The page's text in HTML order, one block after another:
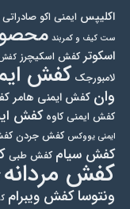
اکلیپس ایمنی اکو صادراتی
ست کیف و کمربند
اسکوتر کفش اسکیچرز کفش
لامبورجک کفش
وان کفش ایمنی هامر
کفش ایمنی کاوه کفش
ایمنی یووکس کفش جردن
کفش سیام کفش طبی
کفش مردانه
ونتوساکفش ویبرام